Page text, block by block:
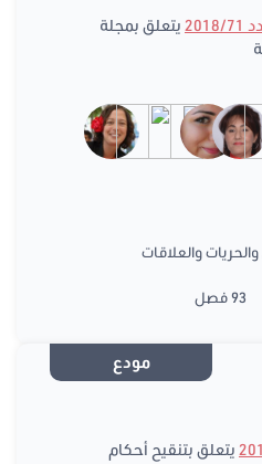
يتعلق بمجلة
والعلاقات
93 فصل
مودع
يتعلق بتنقيح أحكام